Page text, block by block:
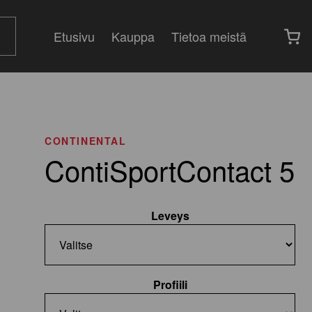
Etusivu Kauppa Tietoa meistä
CONTINENTAL
ContiSportContact 5
Leveys
Profiili